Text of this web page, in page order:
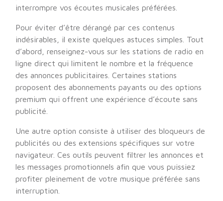
interrompre vos écoutes musicales préférées.
Pour éviter d’être dérangé par ces contenus
indésirables, il existe quelques astuces simples. Tout
d’abord, renseignez-vous sur les stations de radio en
ligne direct qui limitent le nombre et la fréquence
des annonces publicitaires. Certaines stations
proposent des abonnements payants ou des options
premium qui offrent une expérience d’écoute sans
publicité.
Une autre option consiste à utiliser des bloqueurs de
publicités ou des extensions spécifiques sur votre
navigateur. Ces outils peuvent filtrer les annonces et
les messages promotionnels afin que vous puissiez
profiter pleinement de votre musique préférée sans
interruption.